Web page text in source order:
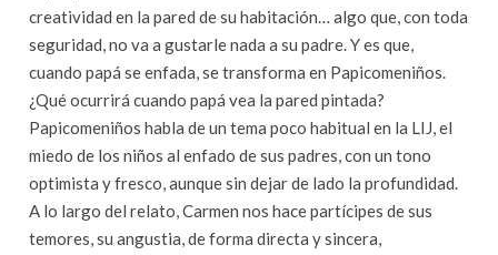
creatividad en la pared de su habitación… algo que, con toda
seguridad, no va a gustarle nada a su padre. Y es que,
cuando papá se enfada, se transforma en Papicomeniños.
¿Qué ocurrirá cuando papá vea la pared pintada?
Papicomeniños habla de un tema poco habitual en la LIJ, el
miedo de los niños al enfado de sus padres, con un tono
optimista y fresco, aunque sin dejar de lado la profundidad.
A lo largo del relato, Carmen nos hace partícipes de sus
temores, su angustia, de forma directa y sincera,